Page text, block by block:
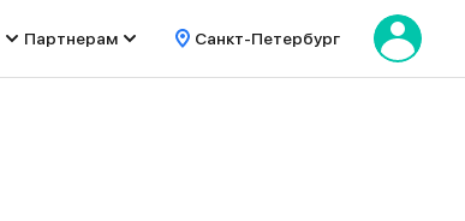
Партнерам Санкт-Петербург